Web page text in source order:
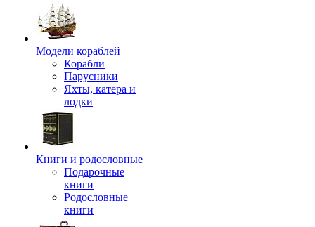
Модели кораблей
Корабли
Парусники
Яхты, катера и
лодки
Книги и родословные
Подарочные
книги
Родословные
книги